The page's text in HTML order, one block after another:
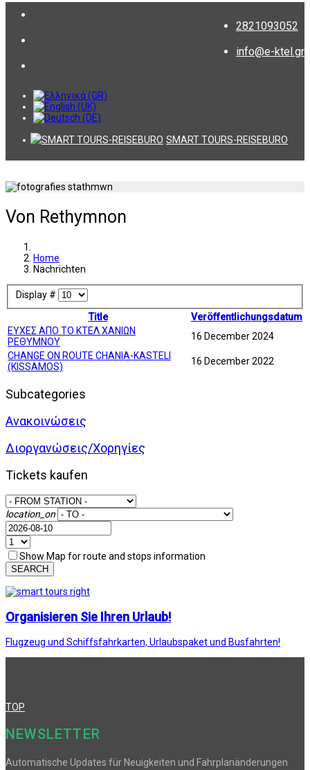
2821093052
info@e-ktel.gr
SMART TOURS-REISEBURO
Von Rethymnon
Home
Nachrichten
Display #
Title
Veröffentlichungsdatum
ΕΥΧΕΣ ΑΠΟ ΤΟ ΚΤΕΛ ΧΑΝΙΩΝ
ΡΕΘΥΜΝΟΥ
16 December 2024
CHANGE ON ROUTE CHANIA-KASTELI
(KISSAMOS)
16 December 2022
Subcategories
Ανακοινώσεις
Διοργανώσεις/Χορηγίες
Tickets kaufen
location_on
Show Map for route and stops information
SEARCH
Organisieren Sie Ihren Urlaub!
Flugzeug und Schiffsfahrkarten, Urlaubspaket und Busfahrten!
TOP
NEWSLETTER
Automatische Updates für Neuigkeiten und Fahrplanänderungen